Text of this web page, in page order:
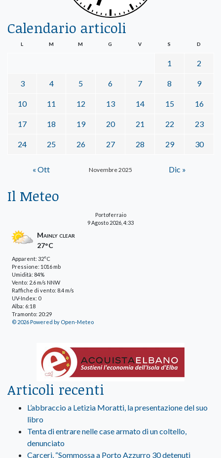
Calendario articoli
Novembre 2025
L M M G V S D
1 2
3 4 5 6 7 8 9
10 11 12 13 14 15 16
17 18 19 20 21 22 23
24 25 26 27 28 29 30
« Ott Dic »
Il Meteo
Portoferraio
9 Agosto 2026, 4:33
Mainly clear
27°C
Apparent: 32°C
Pressione: 1016 mb
Umidità: 84%
Vento: 2.6 m/s NNW
Raffiche di vento: 8.4 m/s
UV-Index: 0
Alba: 6:18
Tramonto: 20:29
© 2026 Powered by Open-Meteo
Articoli recenti
L’abbraccio a Letizia Moratti, la presentazione del suo
libro
Tenta di entrare nelle case armato di un coltello,
denunciato
Carceri, “Sommossa a Porto Azzurro 30 detenuti